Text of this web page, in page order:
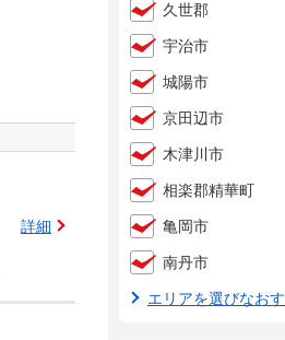
詳細
久世郡
宇治市
城陽市
京田辺市
木津川市
相楽郡精華町
亀岡市
南丹市
エリアを選びなおす